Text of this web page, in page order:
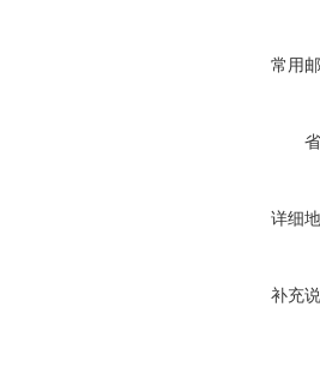
常用
详细
补充